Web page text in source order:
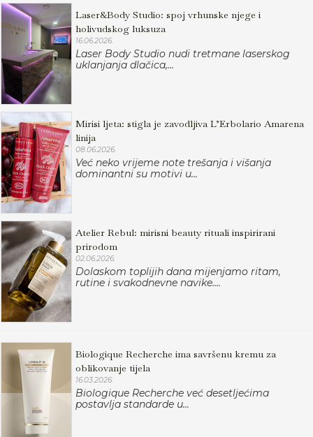
Laser&Body Studio: spoj vrhunske njege i
holivudskog luksuza
16.06.2026.
Laser Body Studio nudi tretmane laserskog
uklanjanja dlačica,...
Mirisi ljeta: stigla je zavodljiva L’Erbolario Amarena
linija
08.06.2026.
Već neko vrijeme note trešanja i višanja
dominantni su motivi u...
Atelier Rebul: mirisni beauty rituali inspirirani
prirodom
02.06.2026.
Dolaskom toplijih dana mijenjamo ritam,
rutine i svakodnevne navike....
Biologique Recherche ima savršenu kremu za
oblikovanje tijela
16.03.2026.
Biologique Recherche već desetljećima
postavlja standarde u...